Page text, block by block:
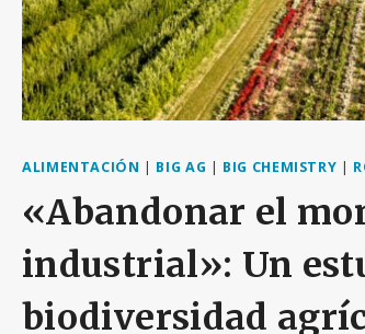
ALIMENTACIÓN | BIG AG | BIG CHEMISTRY |
«Abandonar el
industrial»: Un
biodiversidad